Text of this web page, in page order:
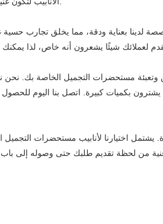
لدينا بعناية ودقة، مما يخلق تجارب
يشترون بكميات كبيرة. اتصل بنا اليوم
غنية من لحظة تقديم طلبك حتى وصوله إلى